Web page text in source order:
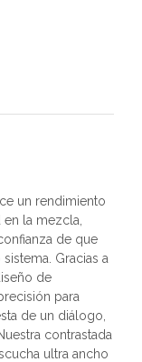
un rendimiento
la mezcla,
de que
Gracias a
de
para
de un diálogo,
contrastada
ultra ancho